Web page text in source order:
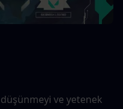
ve yetenek